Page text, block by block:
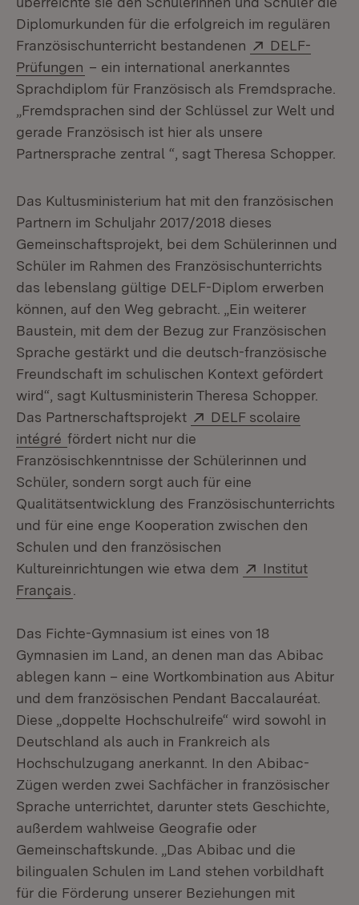
Diplomurkunden für die erfolgreich im regulären
Französischunterricht bestandenen
Extern:
DELF-
Prüfungen (Öffnet in neuem Fenster)
– ein international anerkanntes
Sprachdiplom für Französisch als Fremdsprache.
„Fremdsprachen sind der Schlüssel zur Welt und
gerade Französisch ist hier als unsere
Partnersprache zentral “, sagt Theresa Schopper.
Das Kultusministerium hat mit den französischen
Partnern im Schuljahr 2017/2018 dieses
Gemeinschaftsprojekt, bei dem Schülerinnen und
Schüler im Rahmen des Französischunterrichts
das lebenslang gültige DELF-Diplom erwerben
können, auf den Weg gebracht. „Ein weiterer
Baustein, mit dem der Bezug zur Französischen
Sprache gestärkt und die deutsch-französische
Freundschaft im schulischen Kontext gefördert
wird“, sagt Kultusministerin Theresa Schopper.
Das Partnerschaftsprojekt
Extern:
DELF scolaire
intégré (Öffnet in neuem Fenster)
fördert nicht nur die
Französischkenntnisse der Schülerinnen und
Schüler, sondern sorgt auch für eine
Qualitätsentwicklung des Französischunterrichts
und für eine enge Kooperation zwischen den
Schulen und den französischen
Kultureinrichtungen wie etwa dem
Extern:
Institut
Français
Das Fichte-Gymnasium ist eines von 18
Gymnasien im Land, an denen man das Abibac
ablegen kann – eine Wortkombination aus Abitur
und dem französischen Pendant Baccalauréat.
Diese „doppelte Hochschulreife“ wird sowohl in
Deutschland als auch in Frankreich als
Hochschulzugang anerkannt. In den Abibac-
Zügen werden zwei Sachfächer in französischer
Sprache unterrichtet, darunter stets Geschichte,
außerdem wahlweise Geografie oder
Gemeinschaftskunde. „Das Abibac und die
bilingualen Schulen im Land stehen vorbildhaft
für die Förderung unserer Beziehungen mit